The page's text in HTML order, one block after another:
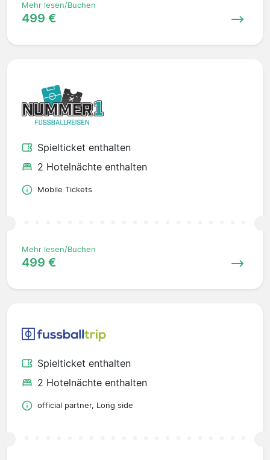
Mehr lesen/Buchen
499 €
Spielticket enthalten
2 Hotelnächte enthalten
Mobile Tickets
Mehr lesen/Buchen
499 €
Spielticket enthalten
2 Hotelnächte enthalten
official partner, Long side